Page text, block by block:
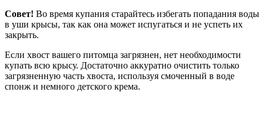
Совет! Во время купания старайтесь избегать попадания воды
в уши крысы, так как она может испугаться и не успеть их
закрыть.
Если хвост вашего питомца загрязнен, нет необходимости
купать всю крысу. Достаточно аккуратно очистить только
загрязненную часть хвоста, используя смоченный в воде
спонж и немного детского крема.